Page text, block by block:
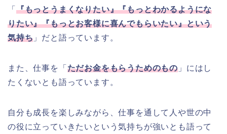
「 『もっとうまくなりたい』『もっとわかるようにな
りたい』『もっとお客様に喜んでもらいたい』という
気持ち 」だと語っています。
また、仕事を「 ただお金をもらうためのもの 」にはし
たくないとも語っています。
自分も成長を楽しみながら、仕事を通して人や世の中
の役に立っていきたいという気持ちが強いとも語って